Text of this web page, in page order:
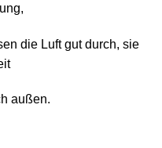
die Luft gut durch, sie
außen.